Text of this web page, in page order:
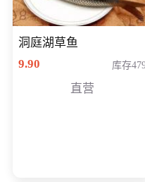
洞庭湖草鱼
9.90
库存
直营